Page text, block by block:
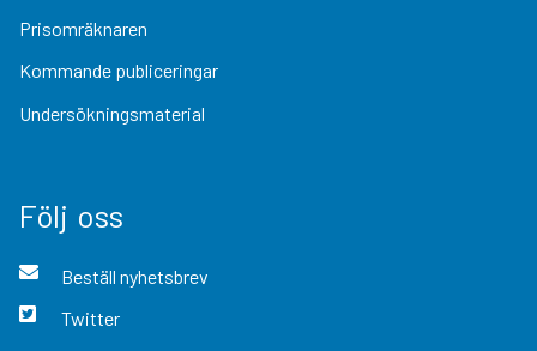
Prisomräknaren
Kommande publiceringar
Undersökningsmaterial
Följ oss
Beställ nyhetsbrev
Twitter